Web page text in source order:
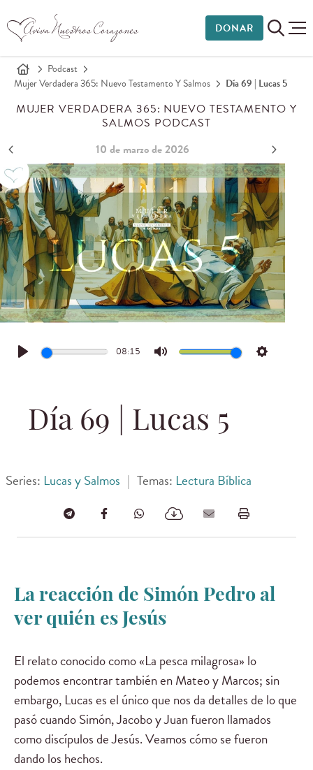
DONAR
Podcast
Mujer Verdadera 365: Nuevo Testamento Y Salmos
Día 69 | Lucas 5
MUJER VERDADERA 365: NUEVO TESTAMENTO Y
SALMOS PODCAST
10 de marzo de 2026
Play
08:15
Mute Settings
Día 69 | Lucas 5
Series: Lucas y Salmos | Temas: Lectura Bíblica
La reacción de Simón Pedro al
ver quién es Jesús
El relato conocido como «La pesca milagrosa» lo
podemos encontrar también en Mateo y Marcos; sin
embargo, Lucas es el único que nos da detalles de lo que
pasó cuando Simón, Jacobo y Juan fueron llamados
como discípulos de Jesús. Veamos cómo se fueron
dando los hechos.